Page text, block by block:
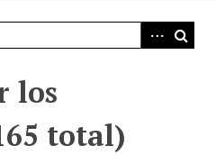
los
total)